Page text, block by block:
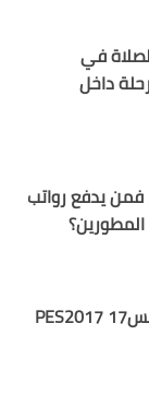
في
داخل
يدفع رواتب
تحميل ملف تشغيل بيس17 PES2017